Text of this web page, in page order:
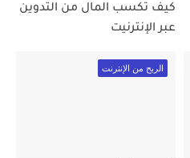
كيف تكسب المال من التدوين
عبر الإنترنيت
الربح من الإنترنت